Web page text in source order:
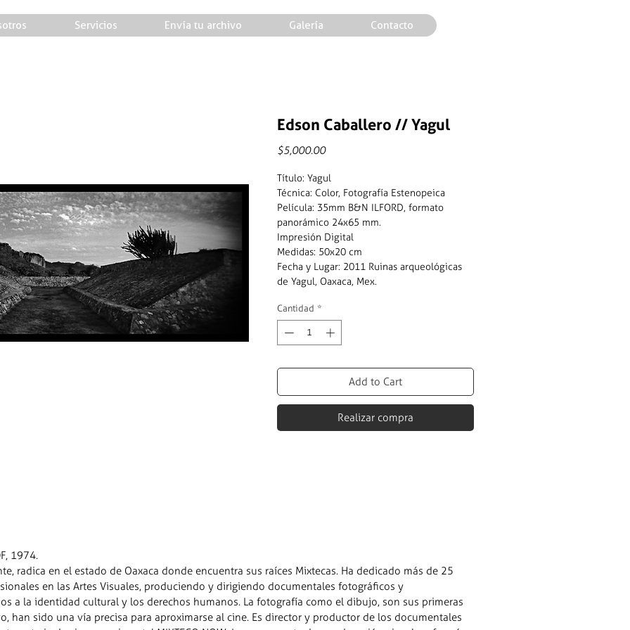
Servicios Envía tu archivo Galería Contacto
Edson Caballero // Yagul
$5,000.00Precio
Título: Yagul
Técnica: Color, Fotografía Estenopeica
Película: 35mm B&N ILFORD, formato
panorámico 24x65 mm.
Impresión Digital
Medidas: 50x20 cm
Fecha y Lugar: 2011 Ruinas arqueológicas
de Yagul, Oaxaca, Mex.
Cantidad *
Add to Cart
Realizar compra
1974.
radica en el estado de Oaxaca donde encuentra sus raíces Mixtecas. Ha dedicado más de 25
en las Artes Visuales, produciendo y dirigiendo documentales fotográficos y
a la identidad cultural y los derechos humanos. La fotografía como el dibujo, son sus primeras
han sido una vía precisa para aproximarse al cine. Es director y productor de los documentales